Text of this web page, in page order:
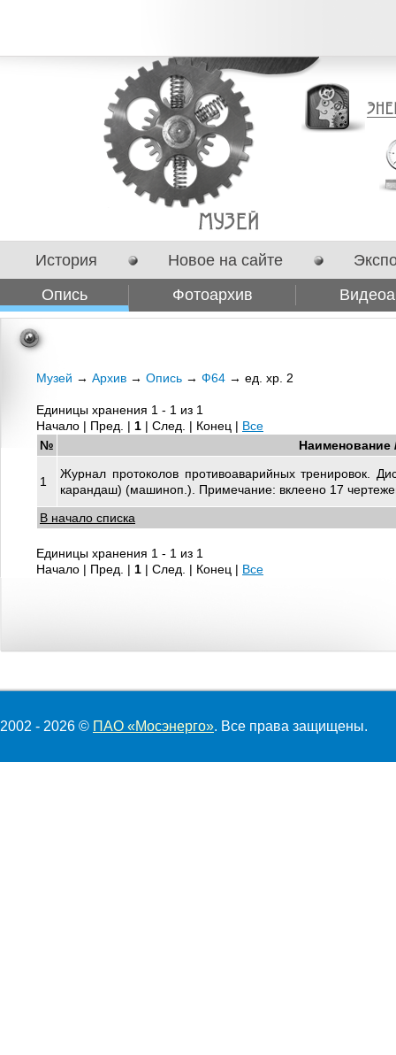
История Новое на сайте
Опись
Фотоархив
Сотрудничество
Музей → Архив → Опись → Ф64 → ед. хр. 2
Единицы хранения 1 - 1 из 1
Начало | Пред. | 1 | След. | Конец | Все
№
Наименование
1
Журнал протоколов противоаварийных тренировок.
карандаш) (машиноп.). Примечание: вклеено 17
В начало списка
Единицы хранения 1 - 1 из 1
Начало | Пред. | 1 | След. | Конец | Все
2002 - 2026 © ПАО «Мосэнерго». Все права защищены.